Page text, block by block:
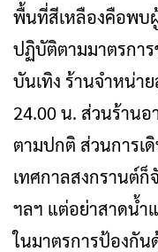
พื้นที่สีเหลืองคือพบผู้
ปฏิบัติตามมาตรกา
บันเทิง ร้านจำหน่าย
24.00 น. ส่วนร้านอ
ตามปกติ ส่วนการเ
เทศกาลสงกรานต์ก็
ฯลฯ แต่อย่าสาดน้ำ
ในมาตรการป้องกัน